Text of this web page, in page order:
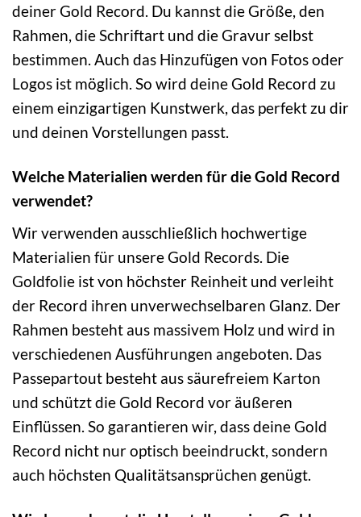
deiner Gold Record. Du kannst die Größe, den
Rahmen, die Schriftart und die Gravur selbst
bestimmen. Auch das Hinzufügen von Fotos oder
Logos ist möglich. So wird deine Gold Record zu
einem einzigartigen Kunstwerk, das perfekt zu dir
und deinen Vorstellungen passt.
Welche Materialien werden für die Gold Record
verwendet?
Wir verwenden ausschließlich hochwertige
Materialien für unsere Gold Records. Die
Goldfolie ist von höchster Reinheit und verleiht
der Record ihren unverwechselbaren Glanz. Der
Rahmen besteht aus massivem Holz und wird in
verschiedenen Ausführungen angeboten. Das
Passepartout besteht aus säurefreiem Karton
und schützt die Gold Record vor äußeren
Einflüssen. So garantieren wir, dass deine Gold
Record nicht nur optisch beeindruckt, sondern
auch höchsten Qualitätsansprüchen genügt.